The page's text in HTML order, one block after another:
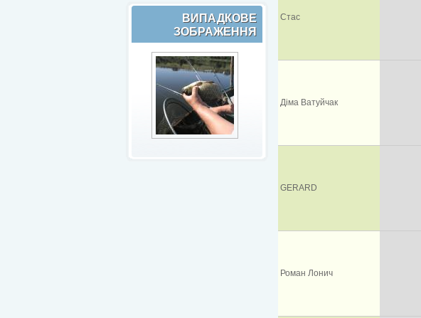
ВИПАДКОВЕ
ЗОБРАЖЕННЯ
Стас
Діма Ватуйчак
GERARD
Роман Лонич